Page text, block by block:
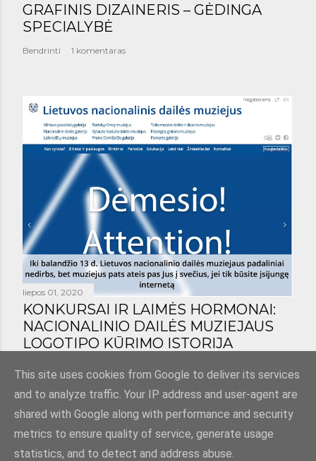
GRAFINIS DIZAINERIS – GĖDINGA
SPECIALYBĖ
Bendrinti 1 komentaras
liepos 01, 2020
KONKURSAI IR LAIMĖS HORMONAI:
NACIONALINIO DAILĖS MUZIEJAUS
LOGOTIPO KŪRIMO ISTORIJA
Teikia „Blogger“
This site uses cookies from Google to deliver its services
and to analyze traffic. Your IP address and user-agent are
shared with Google along with performance and security
metrics to ensure quality of service, generate usage
statistics, and to detect and address abuse.